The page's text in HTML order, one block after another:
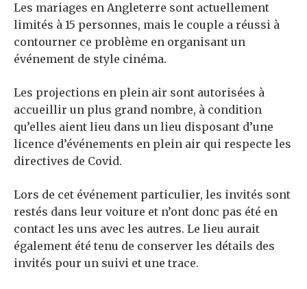
Les mariages en Angleterre sont actuellement
limités à 15 personnes, mais le couple a réussi à
contourner ce problème en organisant un
événement de style cinéma.
Les projections en plein air sont autorisées à
accueillir un plus grand nombre, à condition
qu’elles aient lieu dans un lieu disposant d’une
licence d’événements en plein air qui respecte les
directives de Covid.
Lors de cet événement particulier, les invités sont
restés dans leur voiture et n’ont donc pas été en
contact les uns avec les autres. Le lieu aurait
également été tenu de conserver les détails des
invités pour un suivi et une trace.